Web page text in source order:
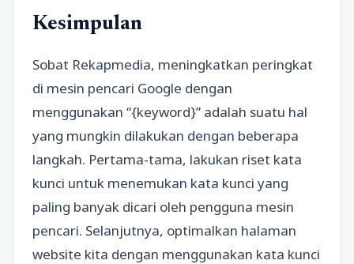
Kesimpulan
Sobat Rekapmedia, meningkatkan peringkat
di mesin pencari Google dengan
menggunakan “{keyword}” adalah suatu hal
yang mungkin dilakukan dengan beberapa
langkah. Pertama-tama, lakukan riset kata
kunci untuk menemukan kata kunci yang
paling banyak dicari oleh pengguna mesin
pencari. Selanjutnya, optimalkan halaman
website kita dengan menggunakan kata kunci